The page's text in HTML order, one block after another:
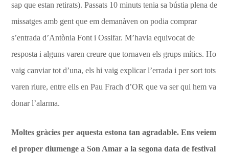
sap que estan retirats). Passats 10 minuts tenia sa bústia plena de
missatges amb gent que em demanàven on podia comprar
s’entrada d’Antònia Font i Ossifar. M’havia equivocat de
resposta i alguns varen creure que tornaven els grups mítics. Ho
vaig canviar tot d’una, els hi vaig explicar l’errada i per sort tots
varen riure, entre ells en Pau Frach d’OR que va ser qui hem va
donar l’alarma.
Moltes gràcies per aquesta estona tan agradable. Ens veiem
el proper diumenge a Son Amar a la segona data de festival